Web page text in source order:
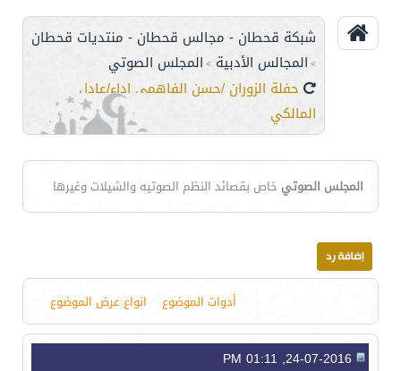
شبكة قحطان - مجالس قحطان - منتديات قحطان
> المجالس الأدبية > المجلس الصوتي
حفلة الزوران /حسن الفاهمي اداء/عادل
المالكي
المجلس الصوتي خاص بقصائد النظم الصوتيه والشيلات وغيرها
أدوات الموضوع انواع عرض الموضوع